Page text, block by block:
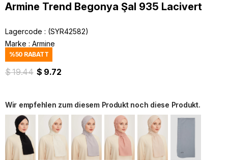
Armine Trend Begonya Şal 935 Lacivert
Lagercode
(SYR42582)
Marke : Armine
%50 RABATT
$ 19.44 $ 9.72
Wir empfehlen zum diesem Produkt noch diese Produkt.